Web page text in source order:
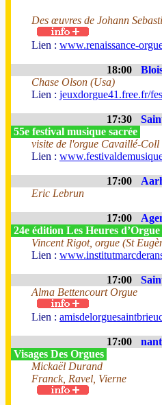
Des œuvres de Johann
Lien : www.renaissance-
18:00
Chase Olson (Usa)
Lien : jeuxdorgue41.free.fr/
17:30
55e festival musique sacrée
visite de l'orgue Cavaillé-Coll
Lien :
17:00
Eric Lebrun
17:00
24e édition Les Heures d’Orgue
Vincent Rigot, orgue (St
Lien :
17:00
Alma Bettencourt Orgue
Lien :
17:00
Visages Des Orgues
Mickaël Durand
Franck, Ravel, Vierne